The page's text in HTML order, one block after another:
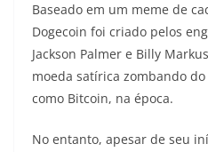
Baseado em um meme de
Dogecoin foi criado pelos
Jackson Palmer e Billy
moeda satírica zombando
como Bitcoin, na época.
No entanto, apesar de seu